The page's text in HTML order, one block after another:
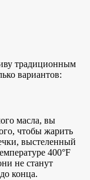
традиционным
вариантов:
масла, вы
чтобы жарить
выстеленный
400°F
не станут
конца.